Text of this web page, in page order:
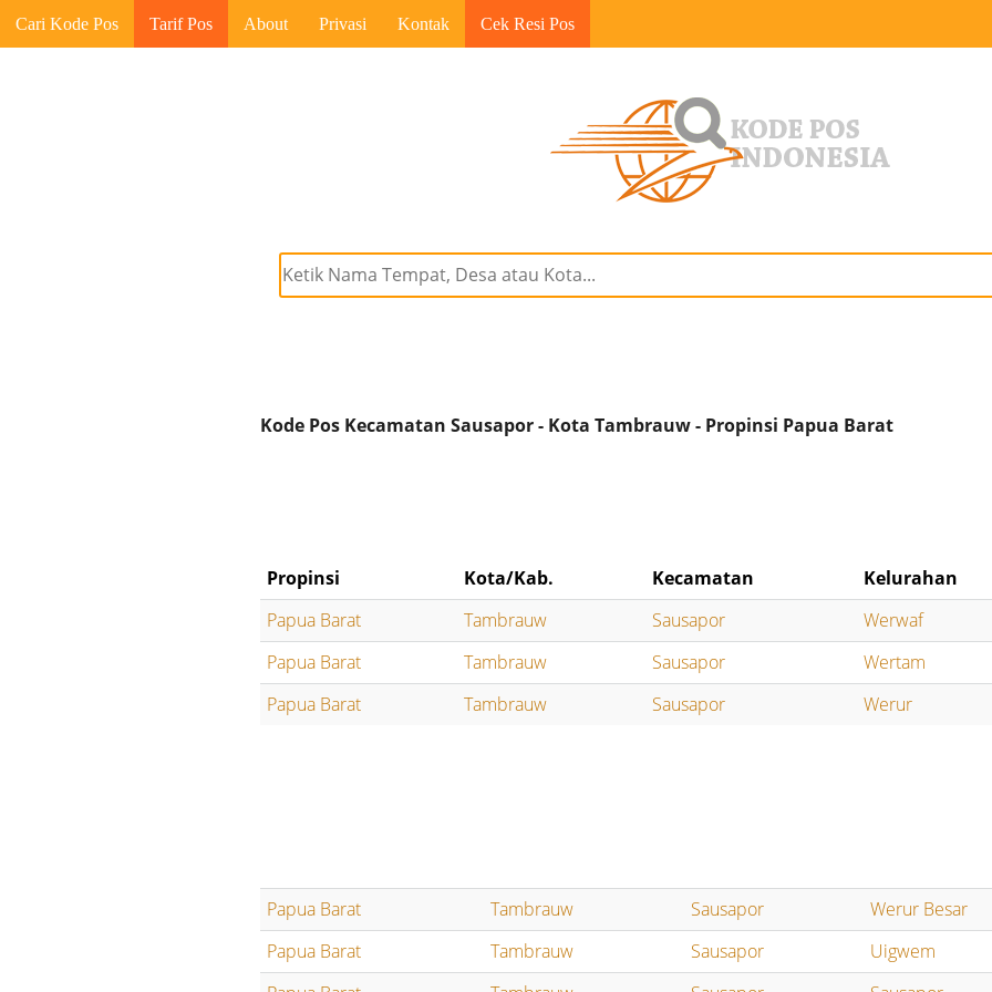
Cari Kode Pos Tarif Pos About Privasi Kontak Cek Resi Pos
Kode Pos Kecamatan Sausapor - Kota Tambrauw - Propinsi Papua Barat
Propinsi Kota/Kab. Kecamatan
Kelurahan
Papua Barat
Tambrauw Sausapor
Werwaf
Papua Barat
Tambrauw Sausapor
Wertam
Papua Barat
Tambrauw Sausapor Werur
Papua Barat Tambrauw Sausapor
Werur Besar
Papua Barat
Tambrauw Sausapor
Uigwem